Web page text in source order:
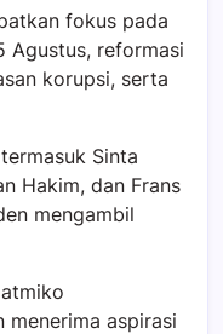
fokus pada
Agustus, reformasi
korupsi, serta
Sinta
Hakim, dan Frans
mengambil
menerima aspirasi